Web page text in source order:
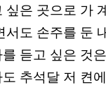
싶은 곳으로 가
서도 손주를 둔
듣고 싶은 것
추석달 저 켠